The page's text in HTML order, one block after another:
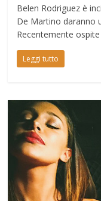
Belen Rodriguez è
De Martino daranno
Recentemente ospite
Leggi tutto